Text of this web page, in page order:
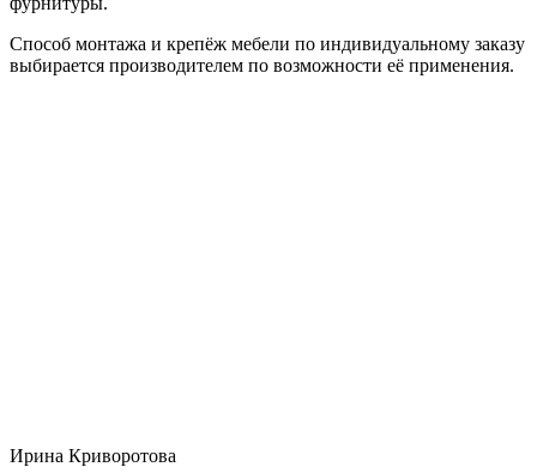
Способ монтажа и крепёж мебели по индивидуальному заказу
выбирается производителем по возможности её применения.
Ирина Криворотова